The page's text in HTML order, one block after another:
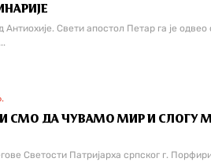
Антиохије. Свети апостол Петар га је
СМО ДА ЧУВАМО МИР И СЛОГУ
Светости Патријарха српског г.